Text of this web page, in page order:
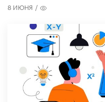
8 ИЮНЯ /